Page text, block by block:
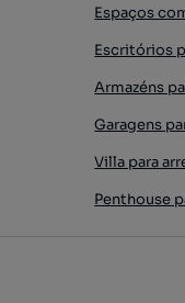
Espaços
Escritórios
Armazéns
Garagens
Villa para
Penthouse